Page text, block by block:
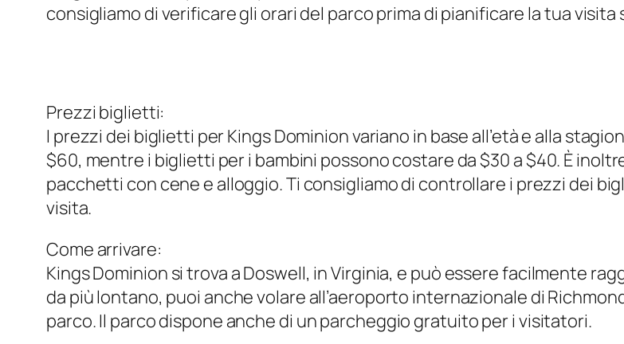
consigliamo di verificare gli orari del parco prima di pianificare la tua visita
Prezzi biglietti:
I prezzi dei biglietti per Kings Dominion variano in base all’età e alla
$60, mentre i biglietti per i bambini possono costare da $30 a $40. È
pacchetti con cene e alloggio. Ti consigliamo di controllare i prezzi dei
visita.
Come arrivare:
Kings Dominion si trova a Doswell, in Virginia, e può essere facilmente
da più lontano, puoi anche volare all’aeroporto internazionale di
parco. Il parco dispone anche di un parcheggio gratuito per i visitatori.